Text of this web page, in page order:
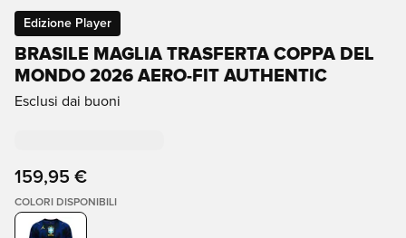
Edizione Player
BRASILE MAGLIA TRASFERTA COPPA DEL
MONDO 2026 AERO-FIT AUTHENTIC
Esclusi dai buoni
159,95 €
COLORI DISPONIBILI